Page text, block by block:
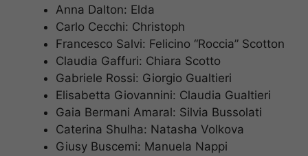
Anna Dalton: Elda
Carlo Cecchi: Christoph
Francesco Salvi: Felicino “Roccia” Scotton
Claudia Gaffuri: Chiara Scotto
Gabriele Rossi: Giorgio Gualtieri
Elisabetta Giovannini: Claudia Gualtieri
Gaia Bermani Amaral: Silvia Bussolati
Caterina Shulha: Natasha Volkova
Giusy Buscemi: Manuela Nappi